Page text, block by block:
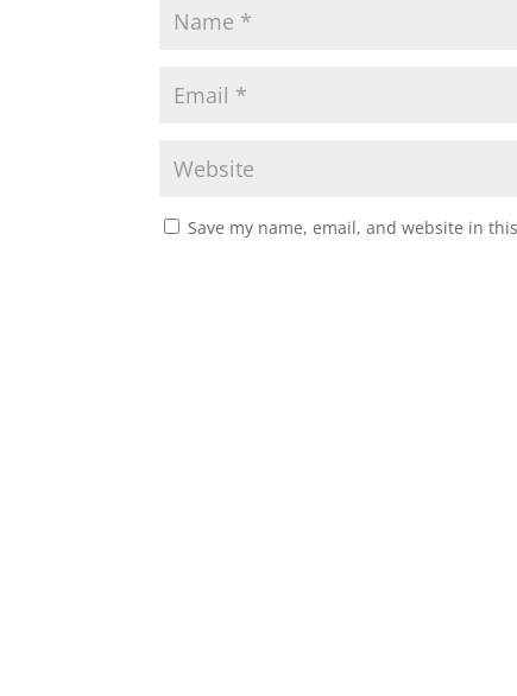
Save my name, email, and website in